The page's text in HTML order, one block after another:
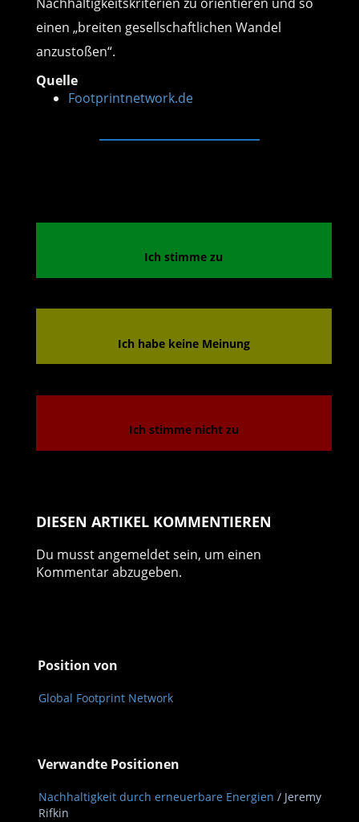
einen „breiten gesellschaftlichen Wandel
anzustoßen“.
Ich stimme zu
Ich habe keine Meinung
Ich stimme nicht zu
Quelle
Footprintnetwork.de
DIESEN ARTIKEL KOMMENTIEREN
Du musstangemeldetsein, um einen
Kommentar abzugeben.
Position von
Global Footprint Network
Verwandte Positionen
Nachhaltigkeit durch erneuerbare Energien / Jeremy
Rifkin